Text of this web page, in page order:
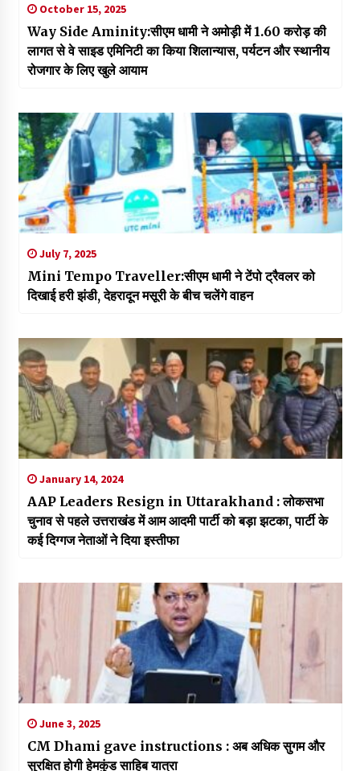
October 15, 2025
Way Side Aminity:सीएम धामी ने अमोड़ी में ₹1.60 करोड़ की
लागत से वे साइड एमिनिटी का किया शिलान्यास, पर्यटन और स्थानीय
रोजगार के लिए खुले आयाम
July 7, 2025
Mini Tempo Traveller:सीएम धामी ने टेंपो ट्रैवलर को
दिखाई हरी झंडी, देहरादून मसूरी के बीच चलेंगे वाहन
January 14, 2024
AAP Leaders Resign in Uttarakhand : लोकसभा
चुनाव से पहले उत्तराखंड में आम आदमी पार्टी को बड़ा झटका, पार्टी के
कई दिग्गज नेताओं ने दिया इस्तीफा
June 3, 2025
CM Dhami gave instructions : अब अधिक सुगम और
सुरक्षित होगी हेमकुंड साहिब यात्रा